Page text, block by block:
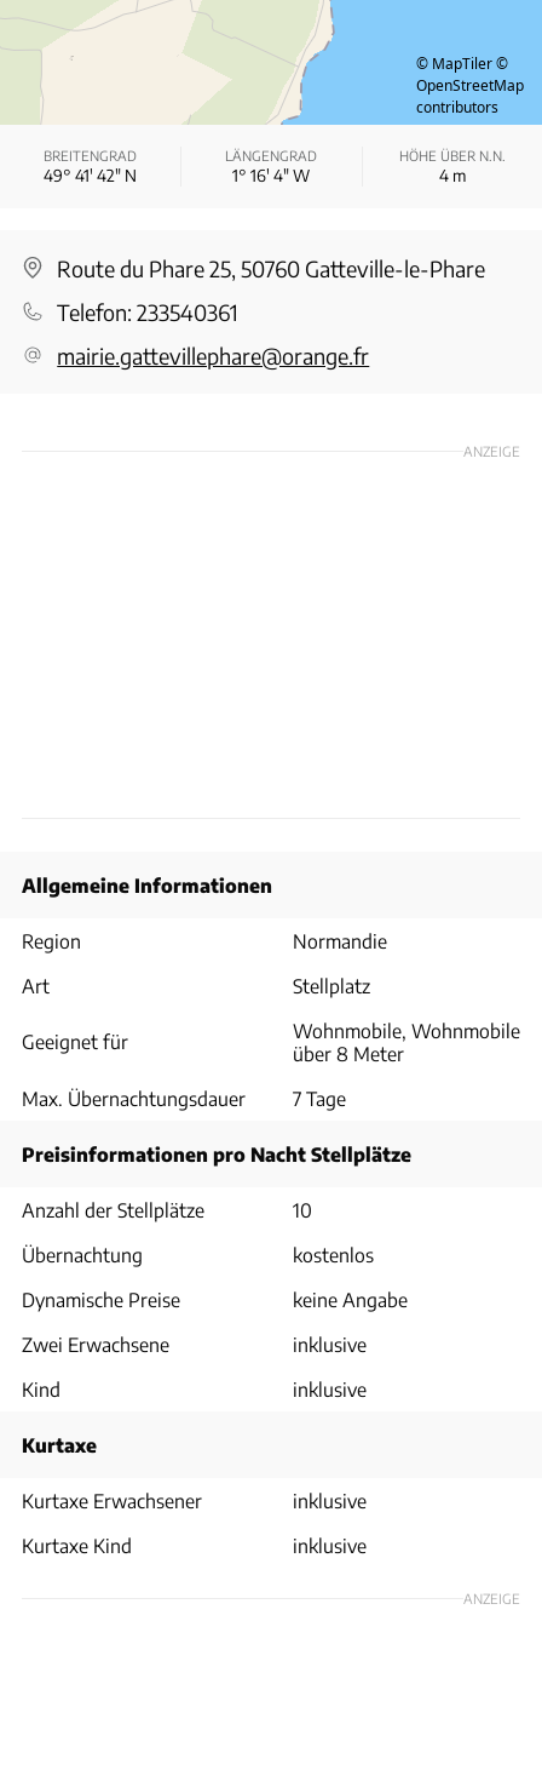
© MapTiler ©
OpenStreetMap
contributors
BREITENGRAD
49° 41′ 42″ N
LÄNGENGRAD
1° 16′ 4″ W
HÖHE ÜBER N.N.
4m
Route du Phare 25, 50760 Gatteville-le-Phare
Telefon:233540361
mairie.gattevillephare@orange.fr
ANZEIGE
Allgemeine Informationen
Region
Normandie
Art
Stellplatz
Geeignet für
Wohnmobile, Wohnmobile
über 8 Meter
Max. Übernachtungsdauer
7 Tage
Preisinformationen pro Nacht Stellplätze
Anzahl der Stellplätze
10
Übernachtung
kostenlos
Dynamische Preise
keine Angabe
Zwei Erwachsene
inklusive
Kind
inklusive
Kurtaxe
Kurtaxe Erwachsener
inklusive
Kurtaxe Kind
inklusive
ANZEIGE